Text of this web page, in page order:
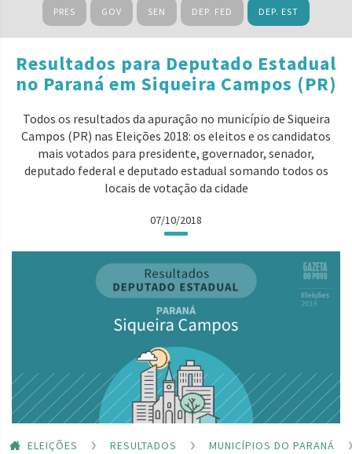
PRES GOV SEN DEP. FED DEP. EST
Resultados para Deputado Estadual
no Paraná em Siqueira Campos (PR)
Todos os resultados da apuração no município de Siqueira
Campos (PR) nas Eleições 2018: os eleitos e os candidatos
mais votados para presidente, governador, senador,
deputado federal e deputado estadual somando todos os
locais de votação da cidade
07/10/2018
ELEIÇÕES RESULTADOS
MUNICÍPIOS DO PARANÁ